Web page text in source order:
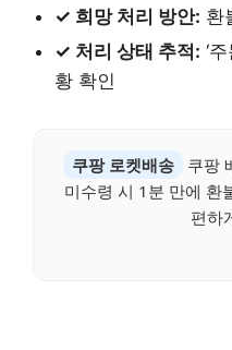
✓ 희망 처리 방안: 환
✓ 처리 상태 추적: ‘
황 확인
쿠팡 로켓배송
쿠팡
미수령 시 1분 만에 환
편하